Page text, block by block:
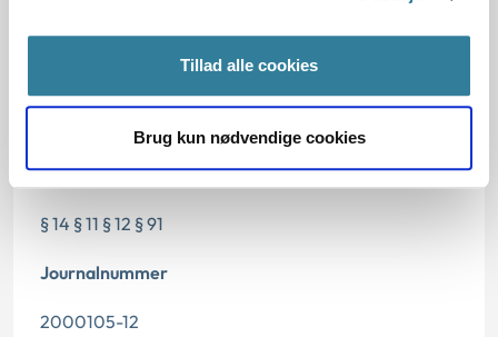
Tillad alle cookies
Brug kun nødvendige cookies
Offentliggørelsesdato
Paragraf
§ 14 § 11 § 12 § 91
Journalnummer
2000105-12